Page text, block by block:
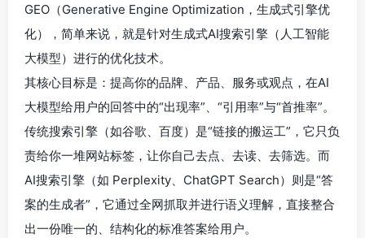
GEO（Generative Engine Optimization，生成式引擎优
化），简单来说，就是针对生成式AI搜索引擎（人工智能
大模型）进行的优化技术。
其核心目标是：提高你的品牌、产品、服务或观点，在AI
大模型给用户的回答中的“出现率”、“引用率”与“首推率”。
传统搜索引擎（如谷歌、百度）是“链接的搬运工”，它只负
责给你一堆网站标签，让你自己去点、去读、去筛选。而
AI搜索引擎（如 Perplexity、ChatGPT Search）则是“答
案的生成者”，它通过全网抓取并进行语义理解，直接整合
出一份唯一的、结构化的标准答案给用户。